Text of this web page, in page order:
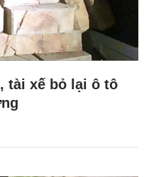
tài xế bỏ lại ô tô